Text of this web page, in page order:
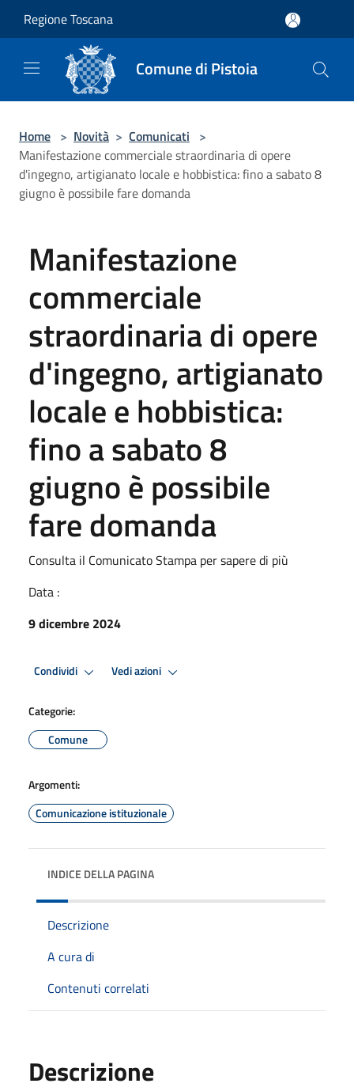
Regione Toscana
Comune di Pistoia
Home > Novità > Comunicati >
Manifestazione commerciale straordinaria di opere
d'ingegno, artigianato locale e hobbistica: fino a sabato 8
giugno è possibile fare domanda
Manifestazione
commerciale
straordinaria di opere
d'ingegno, artigianato
locale e hobbistica:
fino a sabato 8
giugno è possibile
fare domanda
Consulta il Comunicato Stampa per sapere di più
Data :
9 dicembre 2024
Condividi Vedi azioni
Categorie:
Comune
Argomenti:
Comunicazione istituzionale
INDICE DELLA PAGINA
Descrizione
A cura di
Contenuti correlati
Descrizione